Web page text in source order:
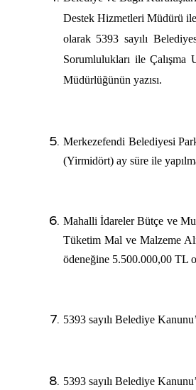
Destek Hizmetleri Müdürü
olarak 5393 sayılı
Sorumlulukları ile Çalışma
Müdürlüğünün yazısı.
Merkezefendi Belediyesi
(Yirmidört) ay süre ile
Mahalli İdareler Bütçe ve
Tüketim Mal ve Malzeme
ödeneğine 5.500.000,00 TL
5393 sayılı Belediye
5393 sayılı Belediye